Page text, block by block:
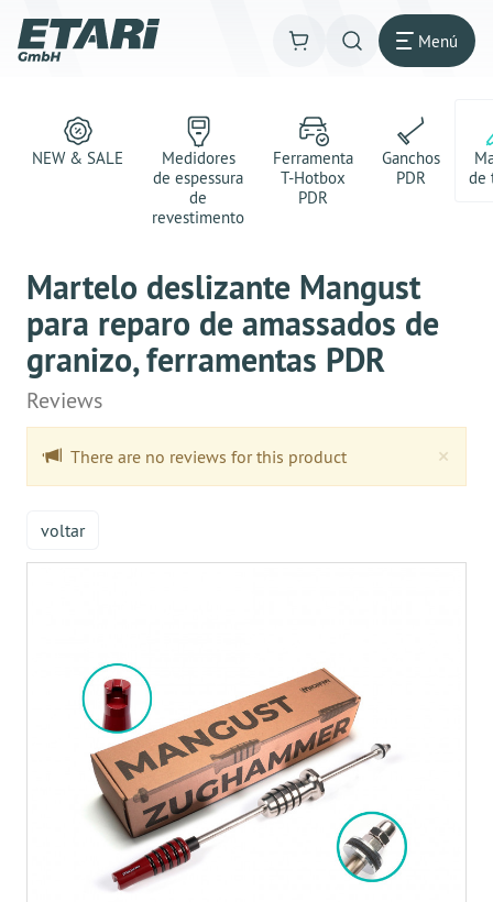
Menú
NEW & SALE
Medidores
de espessura
de
revestimento
Ferramenta
T-Hotbox
PDR
Ganchos
PDR
de
Martelo deslizante Mangust
para reparo de amassados de
granizo, ferramentas PDR
Reviews
×
There are no reviews for this product
voltar